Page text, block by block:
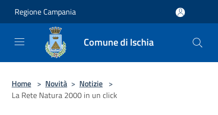
Regione Campania
Comune di Ischia
Home > Novità > Notizie >
La Rete Natura 2000 in un click